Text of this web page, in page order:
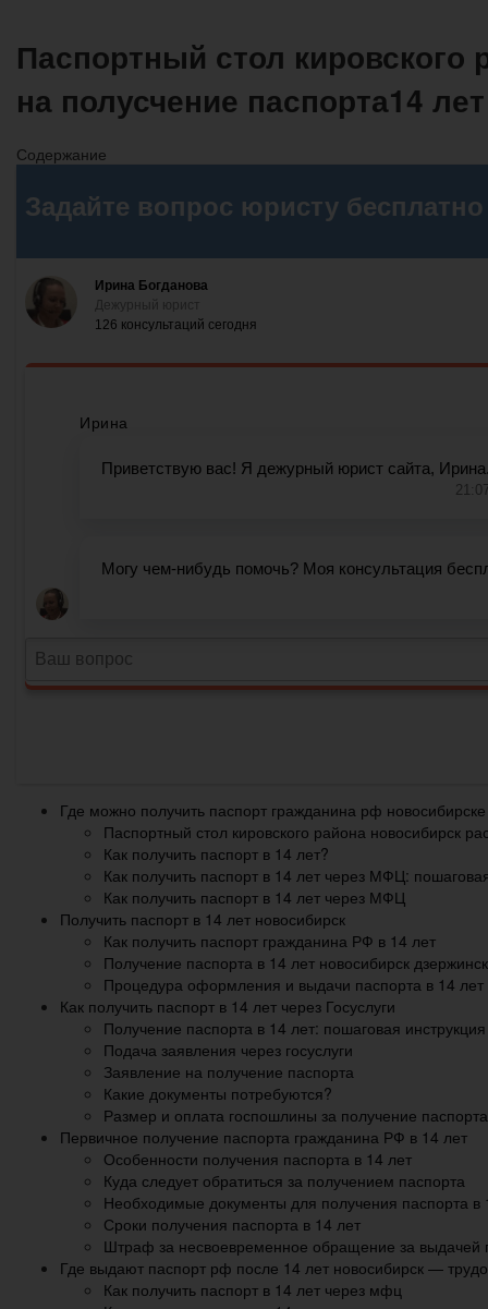
Паспортный стол кировского
на полусчение паспорта14 лет
Содержание
Где можно получить паспорт гражданина рф
Паспортный стол кировского района новосибирск
Как получить паспорт в 14 лет?
Как получить паспорт в 14 лет через МФЦ:
Как получить паспорт в 14 лет через МФЦ
Получить паспорт в 14 лет новосибирск
Как получить паспорт гражданина РФ в 14 лет
Получение паспорта в 14 лет новосибирск
Процедура оформления и выдачи паспорта в 14 лет
Как получить паспорт в 14 лет через Госуслуги
Получение паспорта в 14 лет: пошаговая инструкция
Подача заявления через госуслуги
Заявление на получение паспорта
Какие документы потребуются?
Размер и оплата госпошлины за получение
Первичное получение паспорта гражданина РФ в 14 лет
Особенности получения паспорта в 14 лет
Куда следует обратиться за получением паспорта
Необходимые документы для получения паспорта в
Сроки получения паспорта в 14 лет
Штраф за несвоевременное обращение за выдачей
Где выдают паспорт рф после 14 лет новосибирск —
Как получить паспорт в 14 лет через мфц